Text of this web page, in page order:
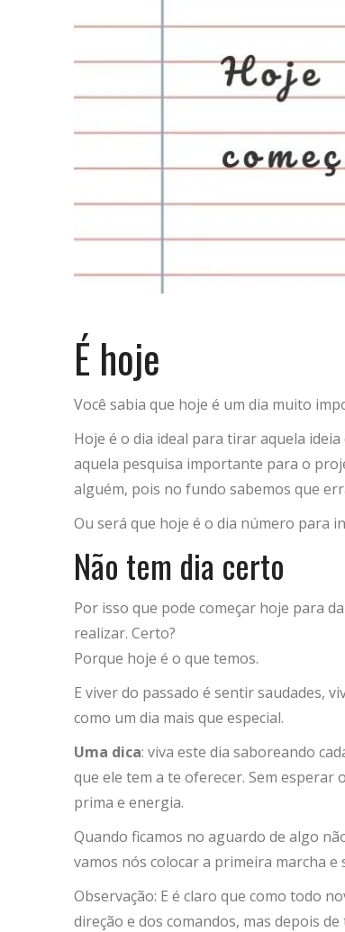
É hoje
Você sabia que hoje é um dia muito
Hoje é o dia ideal para tirar aquela
aquela pesquisa importante para o
alguém, pois no fundo sabemos que
Ou será que hoje é o dia número para
Não tem dia certo
Por isso que pode começar hoje para
realizar. Certo?
Porque hoje é o que temos.
E viver do passado é sentir saudades,
como um dia mais que especial.
Uma dica: viva este dia saboreando
que ele tem a te oferecer. Sem esperar
prima e energia.
Quando ficamos no aguardo de algo
vamos nós colocar a primeira marcha e
Observação: E é claro que como todo
direção e dos comandos, mas depois